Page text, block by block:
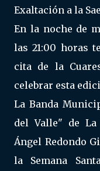
Exaltación a la
En la noche de
las 21:00 horas
cita de la
celebrar esta
La Banda
del Valle" de
Ángel Redondo
la Semana